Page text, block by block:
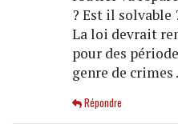
? Est il solvable
La loi devrait
pour des
genre de crimes
Répondre